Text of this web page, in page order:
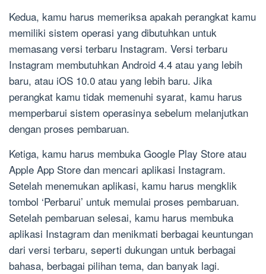
Kedua, kamu harus memeriksa apakah perangkat kamu
memiliki sistem operasi yang dibutuhkan untuk
memasang versi terbaru Instagram. Versi terbaru
Instagram membutuhkan Android 4.4 atau yang lebih
baru, atau iOS 10.0 atau yang lebih baru. Jika
perangkat kamu tidak memenuhi syarat, kamu harus
memperbarui sistem operasinya sebelum melanjutkan
dengan proses pembaruan.
Ketiga, kamu harus membuka Google Play Store atau
Apple App Store dan mencari aplikasi Instagram.
Setelah menemukan aplikasi, kamu harus mengklik
tombol ‘Perbarui’ untuk memulai proses pembaruan.
Setelah pembaruan selesai, kamu harus membuka
aplikasi Instagram dan menikmati berbagai keuntungan
dari versi terbaru, seperti dukungan untuk berbagai
bahasa, berbagai pilihan tema, dan banyak lagi.